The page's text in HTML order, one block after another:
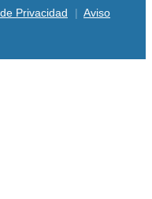
Privacidad
Aviso